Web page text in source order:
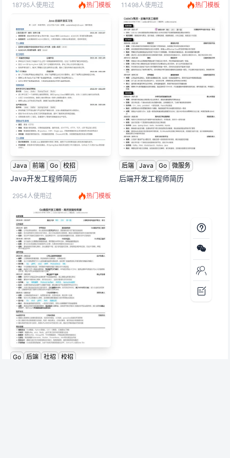
18795人使用过 热门模板
Java 前端 Go 校招
Java开发工程师简历
11498人使用过 热门模板
后端 Java Go 微服务
后端开发工程师简历
2954人使用过 热门模板
Go 后端 社招 校招